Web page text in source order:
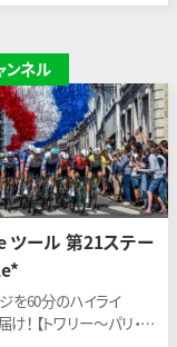
ンネル
ツール 第21ステー
を60分のハイライ
け！ 【トワリー〜パリ・シ